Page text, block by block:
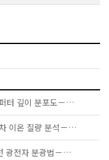
KS D ISO 14606 - 표면 화학 분석－스퍼터 깊이 분포도－표준 물질로서 계층적 시스템을 이용한 최적화
KS D ISO 17560 - 표면 화학 분석－이차 이온 질량 분석－실리콘 내의 붕소 깊이 분포 측정 방법
KS D ISO 15470 - 표면 화학 분석－X선 광전자 분광법－선택한 기기의 성능 파라미터 설명